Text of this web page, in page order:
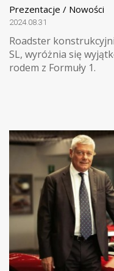
Prezentacje / Nowości
2024.08.31
Roadster
SL, wyróżnia się
rodem z Formuły 1.